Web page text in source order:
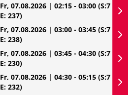
Fr, 07.08.2026 | 02:15 - 03:00 (S:7
E: 237)
Fr, 07.08.2026 | 03:00 - 03:45 (S:7
E: 238)
Fr, 07.08.2026 | 03:45 - 04:30 (S:7
E: 230)
Fr, 07.08.2026 | 04:30 - 05:15 (S:7
E: 232)